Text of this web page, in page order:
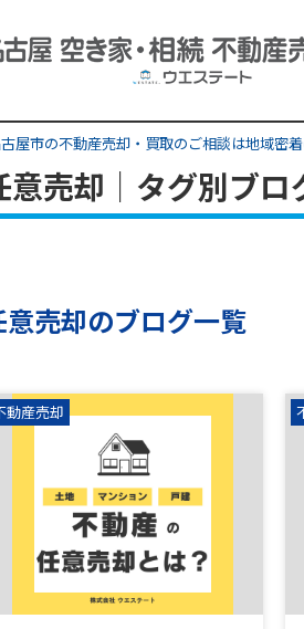
屋市の不動産売却・買取のご相談は地域密
意売却｜タグ別ブロ
意売却のブログ一覧
動産売却